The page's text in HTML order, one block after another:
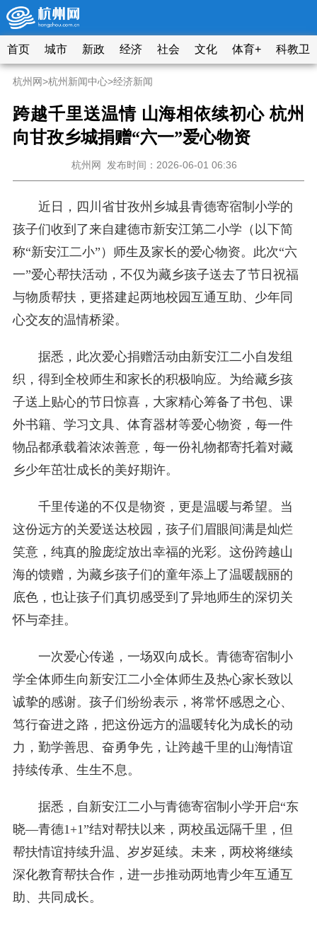
首页 城市 新政 经济 社会 文化 体育+ 科教卫
杭州网>杭州新闻中心>经济新闻
跨越千里送温情 山海相依续初心 杭州
向甘孜乡城捐赠“六一”爱心物资
杭州网 发布时间：2026-06-01 06:36
近日，四川省甘孜州乡城县青德寄宿制小学的
孩子们收到了来自建德市新安江第二小学（以下简
称“新安江二小”）师生及家长的爱心物资。此次“六
一”爱心帮扶活动，不仅为藏乡孩子送去了节日祝福
与物质帮扶，更搭建起两地校园互通互助、少年同
心交友的温情桥梁。
据悉，此次爱心捐赠活动由新安江二小自发组
织，得到全校师生和家长的积极响应。为给藏乡孩
子送上贴心的节日惊喜，大家精心筹备了书包、课
外书籍、学习文具、体育器材等爱心物资，每一件
物品都承载着浓浓善意，每一份礼物都寄托着对藏
乡少年茁壮成长的美好期许。
千里传递的不仅是物资，更是温暖与希望。当
这份远方的关爱送达校园，孩子们眉眼间满是灿烂
笑意，纯真的脸庞绽放出幸福的光彩。这份跨越山
海的馈赠，为藏乡孩子们的童年添上了温暖靓丽的
底色，也让孩子们真切感受到了异地师生的深切关
怀与牵挂。
一次爱心传递，一场双向成长。青德寄宿制小
学全体师生向新安江二小全体师生及热心家长致以
诚挚的感谢。孩子们纷纷表示，将常怀感恩之心、
笃行奋进之路，把这份远方的温暖转化为成长的动
力，勤学善思、奋勇争先，让跨越千里的山海情谊
持续传承、生生不息。
据悉，自新安江二小与青德寄宿制小学开启“东
晓—青德1+1”结对帮扶以来，两校虽远隔千里，但
帮扶情谊持续升温、岁岁延续。未来，两校将继续
深化教育帮扶合作，进一步推动两地青少年互通互
助、共同成长。